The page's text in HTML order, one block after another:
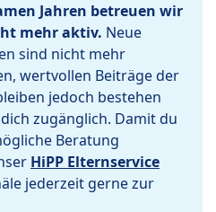
Jahren betreuen wir
mehr aktiv. Neue
sind nicht mehr
wertvollen Beiträge der
jedoch bestehen
zugänglich. Damit du
Beratung
HiPP Elternservice
jederzeit gerne zur